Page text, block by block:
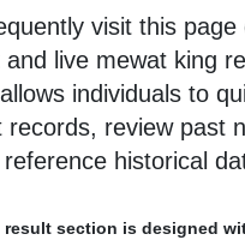
visit this page
and live mewat king
individuals to
records, review past
reference historical
result section is designed